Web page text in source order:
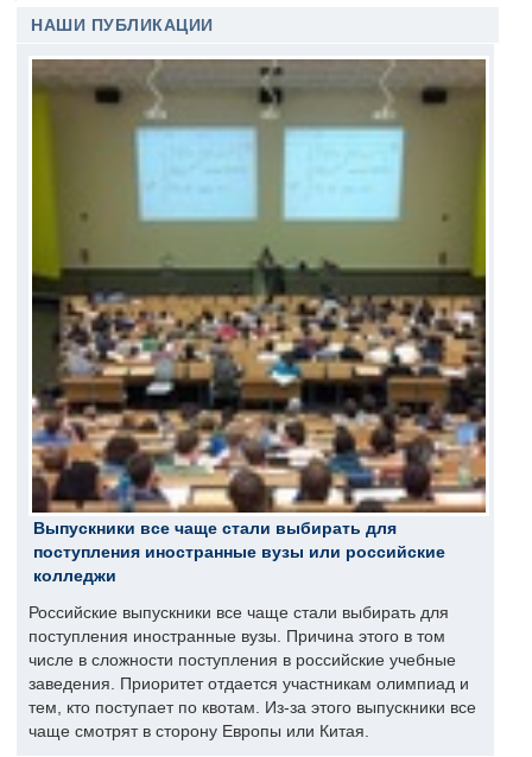
НАШИ ПУБЛИКАЦИИ
Выпускники все чаще стали выбирать для
поступления иностранные вузы или российские
колледжи
Российские выпускники все чаще стали выбирать для
поступления иностранные вузы. Причина этого в том
числе в сложности поступления в российские учебные
заведения. Приоритет отдается участникам олимпиад и
тем, кто поступает по квотам. Из-за этого выпускники все
чаще смотрят в сторону Европы или Китая.